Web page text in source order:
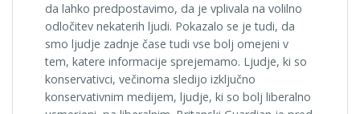
da lahko predpostavimo, da je vplivala na volilno
odločitev nekaterih ljudi. Pokazalo se je tudi, da
smo ljudje zadnje čase tudi vse bolj omejeni v
tem, katere informacije sprejemamo. Ljudje, ki so
konservativci, večinoma sledijo izključno
konservativnim medijem, ljudje, ki so bolj liberalno